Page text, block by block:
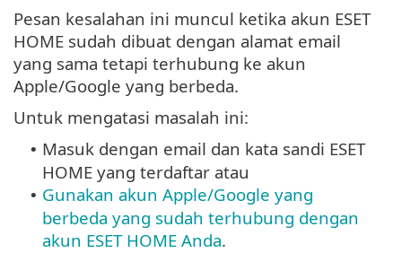
Pesan kesalahan ini muncul ketika akun ESET
HOME sudah dibuat dengan alamat email
yang sama tetapi terhubung ke akun
Apple/Google yang berbeda.
Untuk mengatasi masalah ini:
• Masuk dengan email dan kata sandi ESET
HOME yang terdaftar atau
• Gunakan akun Apple/Google yang
berbeda yang sudah terhubung dengan
akun ESET HOME Anda.